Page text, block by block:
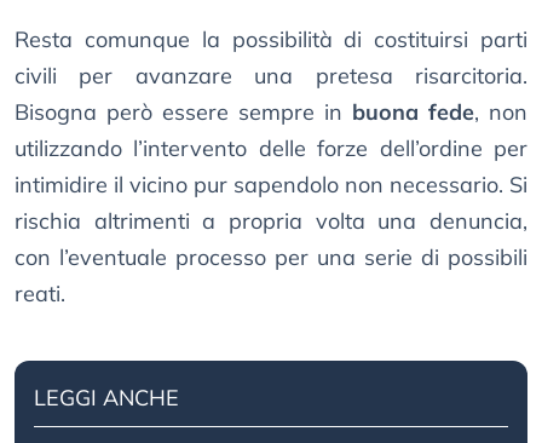
Resta comunque la possibilità di costituirsi parti
civili per avanzare una pretesa risarcitoria.
Bisogna però essere sempre in buona fede, non
utilizzando l’intervento delle forze dell’ordine per
intimidire il vicino pur sapendolo non necessario. Si
rischia altrimenti a propria volta una denuncia,
con l’eventuale processo per una serie di possibili
reati.
LEGGI ANCHE